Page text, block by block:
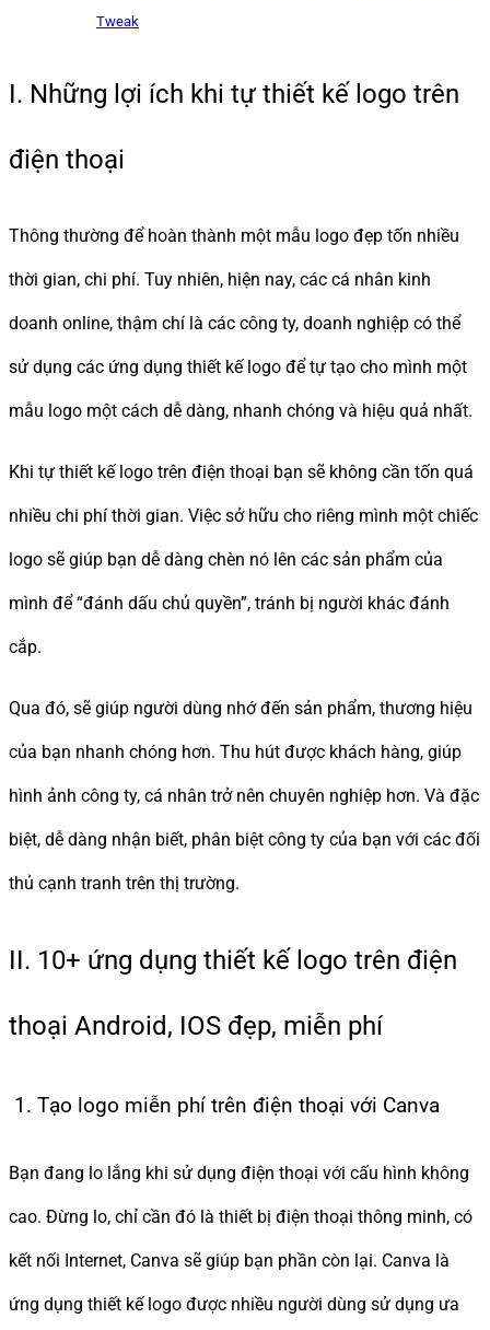
Tweak
I. Những lợi ích khi tự thiết kế logo trên
điện thoại
Thông thường để hoàn thành một mẫu logo đẹp tốn nhiều
thời gian, chi phí. Tuy nhiên, hiện nay, các cá nhân kinh
doanh online, thậm chí là các công ty, doanh nghiệp có thể
sử dụng các ứng dụng thiết kế logo để tự tạo cho mình một
mẫu logo một cách dễ dàng, nhanh chóng và hiệu quả nhất.
Khi tự thiết kế logo trên điện thoại bạn sẽ không cần tốn quá
nhiều chi phí thời gian. Việc sở hữu cho riêng mình một chiếc
logo sẽ giúp bạn dễ dàng chèn nó lên các sản phẩm của
mình để “đánh dấu chủ quyền”, tránh bị người khác đánh
cắp.
Qua đó, sẽ giúp người dùng nhớ đến sản phẩm, thương hiệu
của bạn nhanh chóng hơn. Thu hút được khách hàng, giúp
hình ảnh công ty, cá nhân trở nên chuyên nghiệp hơn. Và đặc
biệt, dễ dàng nhận biết, phân biệt công ty của bạn với các đối
thủ cạnh tranh trên thị trường.
II. 10+ ứng dụng thiết kế logo trên điện
thoại Android, IOS đẹp, miễn phí
1. Tạo logo miễn phí trên điện thoại với Canva
Bạn đang lo lắng khi sử dụng điện thoại với cấu hình không
cao. Đừng lo, chỉ cần đó là thiết bị điện thoại thông minh, có
kết nối Internet, Canva sẽ giúp bạn phần còn lại. Canva là
ứng dụng thiết kế logo được nhiều người dùng sử dụng ưa